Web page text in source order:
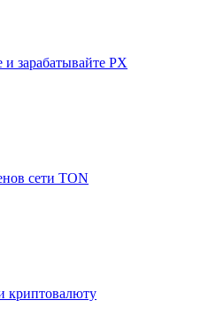
зарабатывайте PX
сети TON
криптовалюту